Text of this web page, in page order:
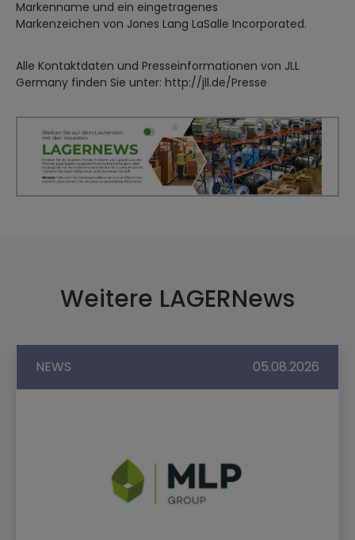
Markenname und ein eingetragenes
Markenzeichen von Jones Lang LaSalle Incorporated.
Alle Kontaktdaten und Presseinformationen von JLL
Germany finden Sie unter: http://jll.de/Presse
Weitere LAGERNews
NEWS 05.08.2026